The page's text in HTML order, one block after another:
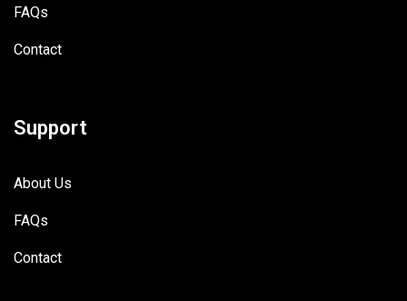
FAQs
Contact
Support
About Us
FAQs
Contact